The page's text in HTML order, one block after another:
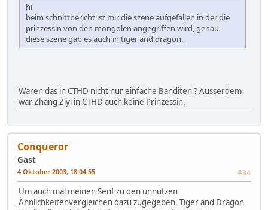
hi
beim schnittbericht ist mir die szene aufgefallen in der die
prinzessin von den mongolen angegriffen wird, genau
diese szene gab es auch in tiger and dragon.
Waren das in CTHD nicht nur einfache Banditen ? Ausserdem
war Zhang Ziyi in CTHD auch keine Prinzessin.
Conqueror
Gast
4 Oktober 2003, 18:04:55 #34
Um auch mal meinen Senf zu den unnützen
Ähnlichkeitenvergleichen dazu zugegeben. Tiger and Dragon